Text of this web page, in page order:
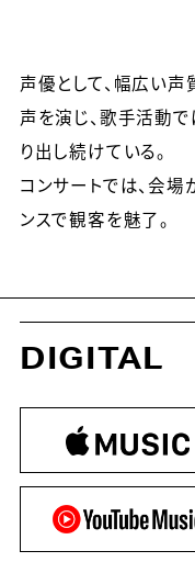
声優として、幅広い
声を演じ、歌手活動
り出し続けている。
コンサートでは、会場
ンスで観客を魅了。
DIGITAL